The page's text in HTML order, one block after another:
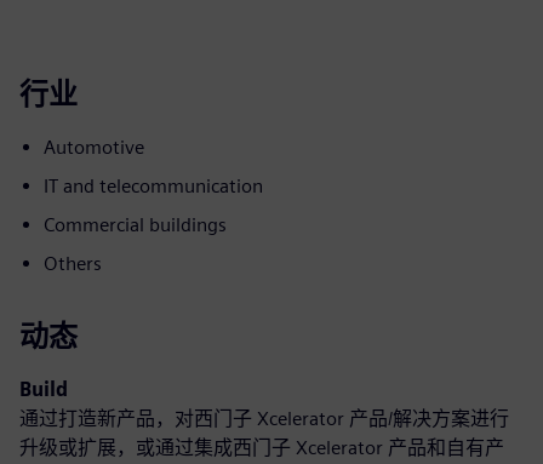
行业
Automotive
IT and telecommunication
Commercial buildings
Others
动态
Build
通过打造新产品，对西门子 Xcelerator 产品/解决方案进行
升级或扩展，或通过集成西门子 Xcelerator 产品和自有产